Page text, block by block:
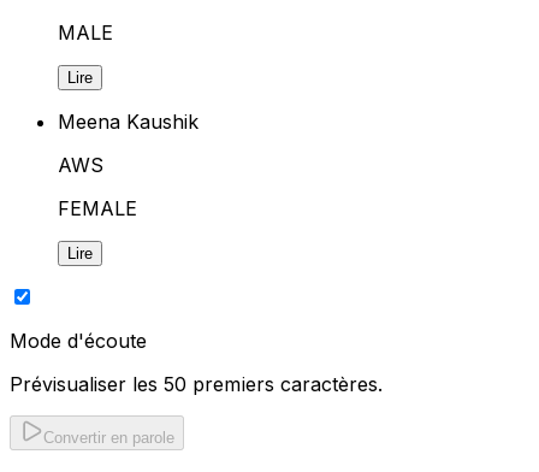
MALE
Lire
Meena Kaushik
AWS
FEMALE
Lire
Mode d'écoute
Prévisualiser les 50 premiers caractères.
Convertir en parole